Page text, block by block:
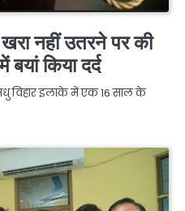
खरा नहीं उतरने पर की
किया दर्द
विहार इलाके में एक 16 साल के